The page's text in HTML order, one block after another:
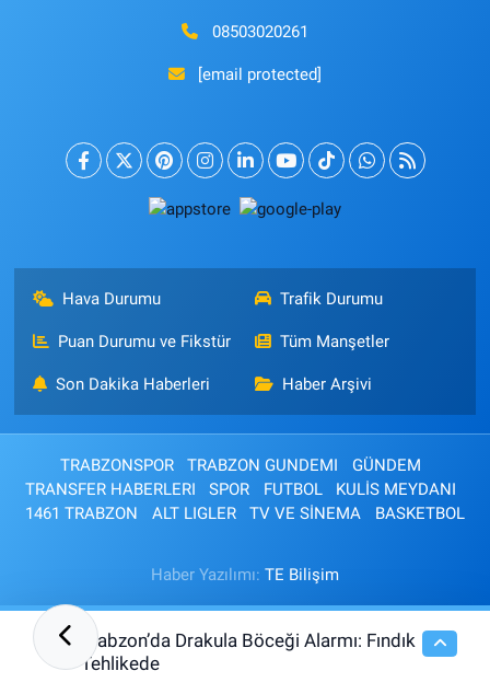
08503020261
[email protected]
Hava Durumu Trafik Durumu
Puan Durumu ve Fikstür Tüm Manşetler
Son Dakika Haberleri Haber Arşivi
TRABZONSPOR TRABZON GUNDEMI
GÜNDEM
TRANSFER HABERLERI
SPOR FUTBOL
KULİS MEYDANI
1461 TRABZON
ALT LIGLER TV VE SİNEMA BASKETBOL
Haber Yazılımı: TE Bilişim
13:14
Trabzon’da Drakula Böceği Alarmı: Fındık
Tehlikede